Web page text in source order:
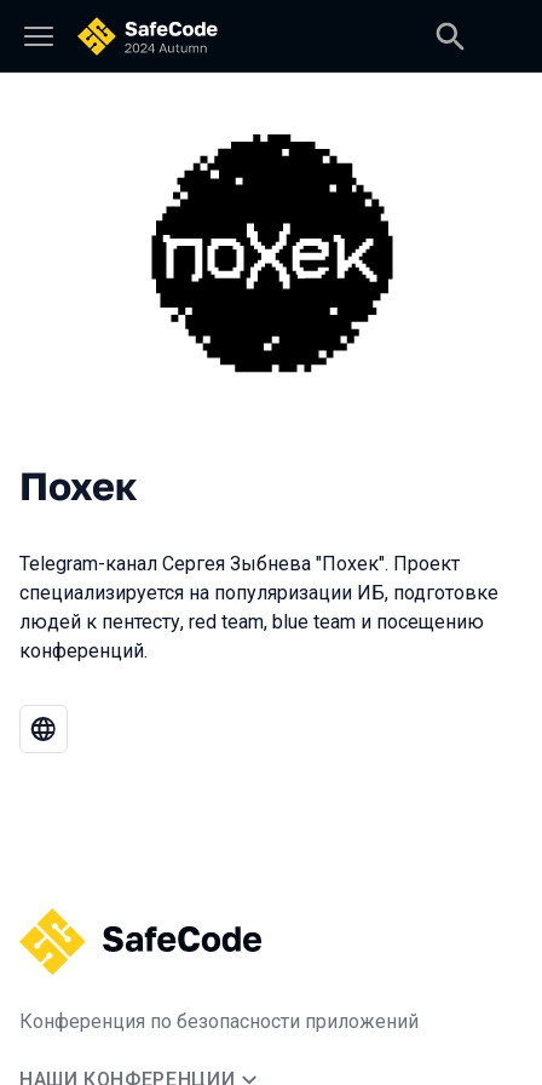
Похек
Telegram-канал Сергея Зыбнева "Похек". Проект
специализируется на популяризации ИБ, подготовке
людей к пентесту, red team, blue team и посещению
конференций.
Конференция по безопасности приложений
НАШИ КОНФЕРЕНЦИИ